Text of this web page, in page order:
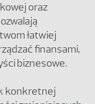
oraz
łatwiej
finansami,
biznesowe.
konkretnej